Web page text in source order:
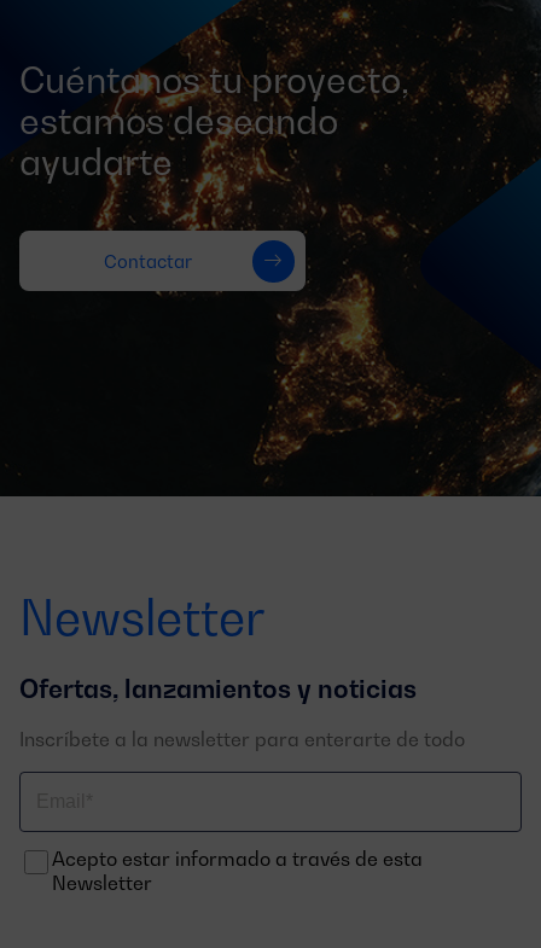
Cuéntanos tu proyecto,
estamos deseando
ayudarte
Contactar
Newsletter
Ofertas, lanzamientos y noticias
Inscríbete a la newsletter para enterarte de todo
electrónico
Acepto estar informado a través de esta
Newsletter